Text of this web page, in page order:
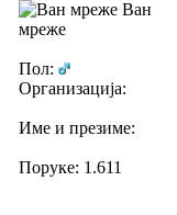
Ван
мреже
Пол:
Организација:
Име и презиме:
Поруке: 1.611